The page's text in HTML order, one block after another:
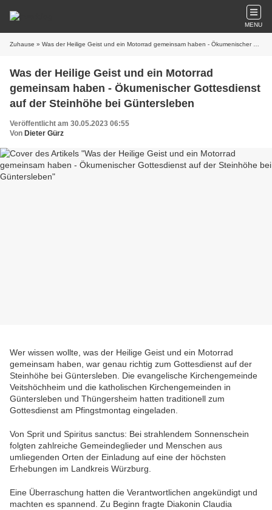
MENU
Zuhause » Was der Heilige Geist und ein Motorrad gemeinsam haben - Ökumenischer Gottesdienst auf der Steinhöhe bei Güntersleben
Was der Heilige Geist und ein Motorrad
gemeinsam haben - Ökumenischer Gottesdienst
auf der Steinhöhe bei Güntersleben
Veröffentlicht am 30.05.2023 06:55
Von Dieter Gürz
Wer wissen wollte, was der Heilige Geist und ein Motorrad
gemeinsam haben, war genau richtig zum Gottesdienst auf der
Steinhöhe bei Güntersleben. Die evangelische Kirchengemeinde
Veitshöchheim und die katholischen Kirchengemeinden in
Güntersleben und Thüngersheim hatten traditionell zum
Gottesdienst am Pfingstmontag eingeladen.
Von Sprit und Spiritus sanctus: Bei strahlendem Sonnenschein
folgten zahlreiche Gemeindeglieder und Menschen aus
umliegenden Orten der Einladung auf eine der höchsten
Erhebungen im Landkreis Würzburg.
Eine Überraschung hatten die Verantwortlichen angekündigt und
machten es spannend. Zu Beginn fragte Diakonin Claudia